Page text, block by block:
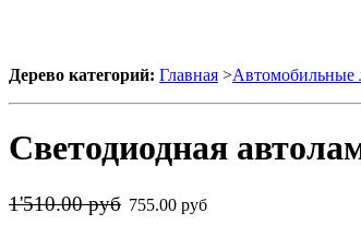
Дерево категорий: Главная >Автомобильные
Светодиодная
1'510.00 руб 755.00 руб